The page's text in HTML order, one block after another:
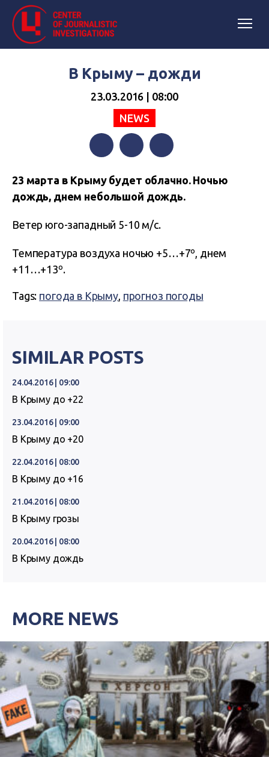
В Крыму – дожди
23.03.2016 | 08:00
NEWS
23 марта в Крыму будет облачно. Ночью
дождь, днем небольшой дождь.
Ветер юго-западный 5-10 м/с.
Температура воздуха ночью +5…+7º, днем
+11…+13º.
Tags: погода в Крыму, прогноз погоды
SIMILAR POSTS
24.04.2016 | 09:00
В Крыму до +22
23.04.2016 | 09:00
В Крыму до +20
22.04.2016 | 08:00
В Крыму до +16
21.04.2016 | 08:00
В Крыму грозы
20.04.2016 | 08:00
В Крыму дождь
MORE NEWS